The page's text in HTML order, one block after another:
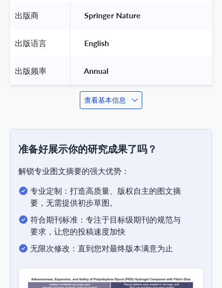
出版商 Springer Nature
出版语言 English
出版频率 Annual
查看基本信息
准备好展示你的研究成果了吗？
解锁专业图文摘要的强大优势：
专业定制：打造高质量、版权自主的图文摘
要，无需提供初步草图。
符合期刊标准：专注于目标级期刊的规范与
要求，让您的投稿速度加快
无限次修改：直到您对最终版本满意为止